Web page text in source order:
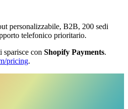
personalizzabile, B2B, 200 sedi
telefonico prioritario.
sparisce con Shopify Payments.
pricing.